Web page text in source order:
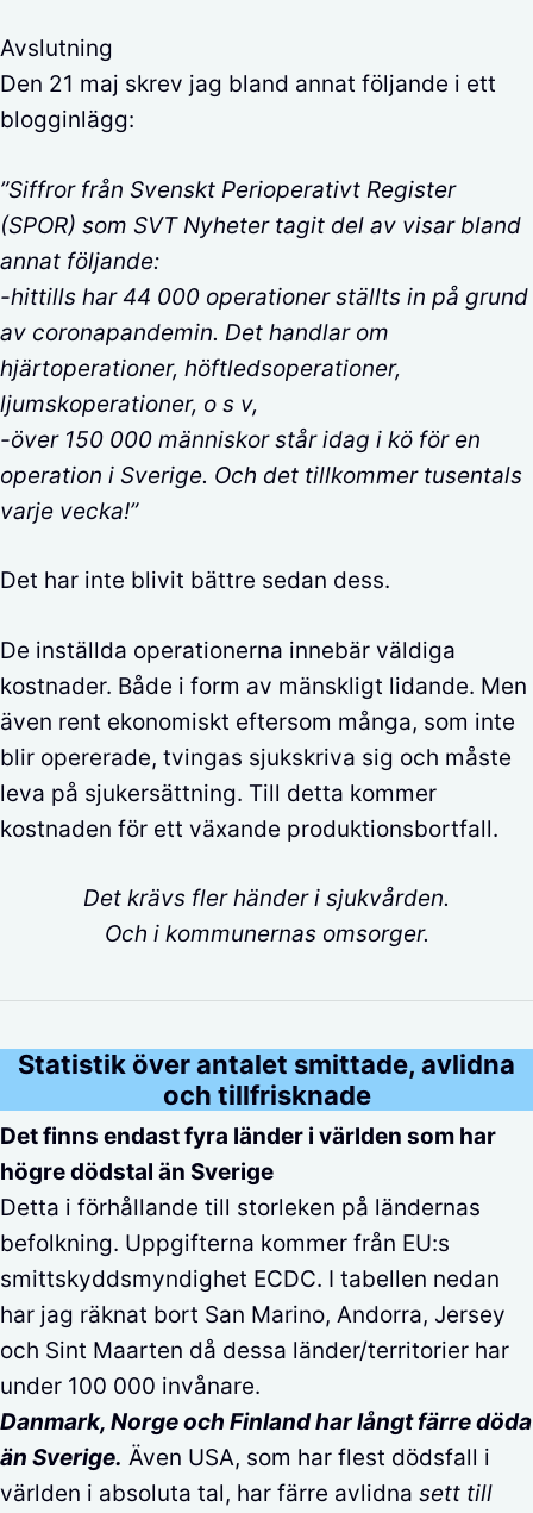
Avslutning
Den 21 maj skrev jag bland annat följande i ett
blogginlägg:
”Siffror från Svenskt Perioperativt Register
(SPOR) som SVT Nyheter tagit del av visar bland
annat följande:
-hittills har 44 000 operationer ställts in på grund
av coronapandemin. Det handlar om
hjärtoperationer, höftledsoperationer,
ljumskoperationer, o s v,
-över 150 000 människor står idag i kö för en
operation i Sverige. Och det tillkommer tusentals
varje vecka!”
Det har inte blivit bättre sedan dess.
De inställda operationerna innebär väldiga
kostnader. Både i form av mänskligt lidande. Men
även rent ekonomiskt eftersom många, som inte
blir opererade, tvingas sjukskriva sig och måste
leva på sjukersättning. Till detta kommer
kostnaden för ett växande produktionsbortfall.
Det krävs fler händer i sjukvården.
Och i kommunernas omsorger.
Statistik över antalet smittade, avlidna
och tillfrisknade
Det finns endast fyra länder i världen som har
högre dödstal än Sverige
Detta i förhållande till storleken på ländernas
befolkning. Uppgifterna kommer från EU:s
smittskyddsmyndighet ECDC. I tabellen nedan
har jag räknat bort San Marino, Andorra, Jersey
och Sint Maarten då dessa länder/territorier har
under 100 000 invånare.
Danmark, Norge och Finland har långt färre döda
än Sverige. Även USA, som har flest dödsfall i
världen i absoluta tal, har färre avlidna sett till